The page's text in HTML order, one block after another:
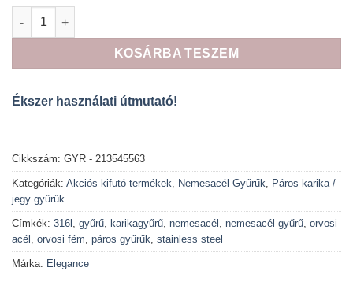
Laura prémium minőségű nemesacél gyűrű FÉLÁRON amíg a
KOSÁRBA TESZEM
Ékszer használati útmutató!
Cikkszám: GYR - 213545563
Kategóriák: Akciós kifutó termékek, Nemesacél Gyűrűk, Páros karika /
jegy gyűrűk
Címkék: 316l , gyűrű, karikagyűrű, nemesacél , nemesacél gyűrű, orvosi
acél , orvosi fém, páros gyűrűk, stainless steel
Márka: Elegance